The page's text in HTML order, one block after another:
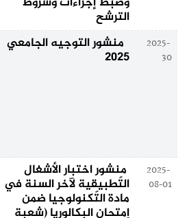
الترشح
2025-
30
منشور التوجيه الجامعي
2025
2025-
08-01
منشور اختبار الأشغال
التّطبيقية لآخر السنة في
مادة التّكنولوجيا ضمن
إمتحان البكالوريا (شعبة